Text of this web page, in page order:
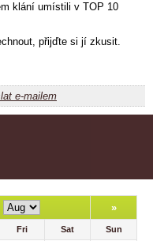
klání umístili v TOP 10
přijďte si jí zkusit.
e-mailem
»
Fri Sat
Sun